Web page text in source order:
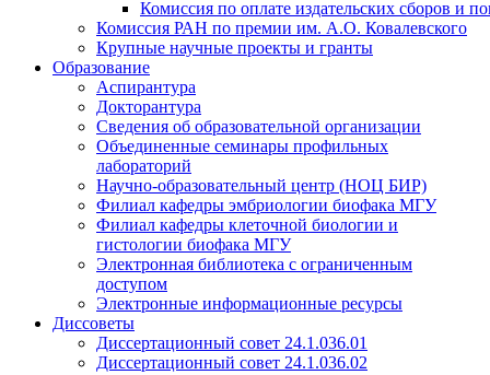
Комиссия по оплате издательских сборов и
Комиссия РАН по премии им. А.О. Ковалевского
Крупные научные проекты и гранты
Образование
Аспирантура
Докторантура
Сведения об образовательной организации
Объединенные семинары профильных
лабораторий
Научно-образовательный центр (НОЦ БИР)
Филиал кафедры эмбриологии биофака МГУ
Филиал кафедры клеточной биологии и
гистологии биофака МГУ
Электронная библиотека с ограниченным
доступом
Электронные информационные ресурсы
Диссоветы
Диссертационный совет 24.1.036.01
Диссертационный совет 24.1.036.02